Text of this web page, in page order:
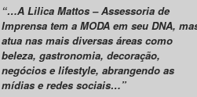
“…A Lilica Mattos – Assessoria de
Imprensa tem a MODA em seu DNA,
atua nas mais diversas áreas como
beleza, gastronomia, decoração,
negócios e lifestyle, abrangendo as
mídias e redes sociais…”